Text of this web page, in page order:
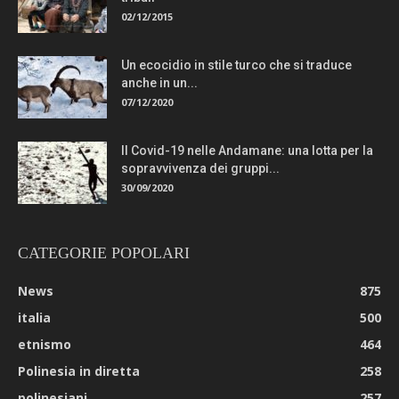
02/12/2015
Un ecocidio in stile turco che si traduce
anche in un...
07/12/2020
Il Covid-19 nelle Andamane: una lotta per la
sopravvivenza dei gruppi...
30/09/2020
CATEGORIE POPOLARI
News
875
italia
500
etnismo
464
Polinesia in diretta
258